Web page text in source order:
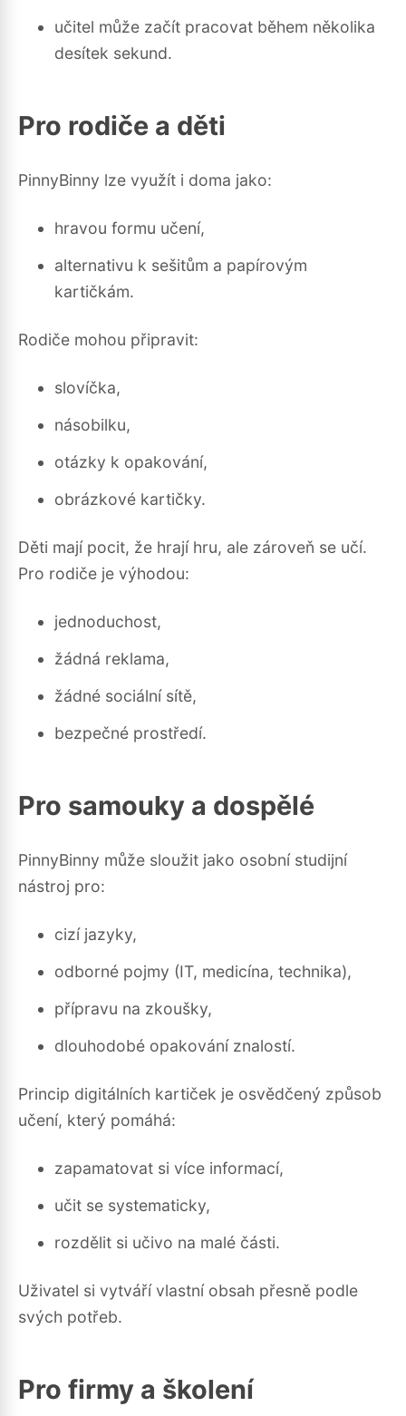
učitel může začít pracovat během několika
desítek sekund.
Pro rodiče a děti
PinnyBinny lze využít i doma jako:
hravou formu učení,
alternativu k sešitům a papírovým
kartičkám.
Rodiče mohou připravit:
slovíčka,
násobilku,
otázky k opakování,
obrázkové kartičky.
Děti mají pocit, že hrají hru, ale zároveň se učí.
Pro rodiče je výhodou:
jednoduchost,
žádná reklama,
žádné sociální sítě,
bezpečné prostředí.
Pro samouky a dospělé
PinnyBinny může sloužit jako osobní studijní
nástroj pro:
cizí jazyky,
odborné pojmy (IT, medicína, technika),
přípravu na zkoušky,
dlouhodobé opakování znalostí.
Princip digitálních kartiček je osvědčený způsob
učení, který pomáhá:
zapamatovat si více informací,
učit se systematicky,
rozdělit si učivo na malé části.
Uživatel si vytváří vlastní obsah přesně podle
svých potřeb.
Pro firmy a školení